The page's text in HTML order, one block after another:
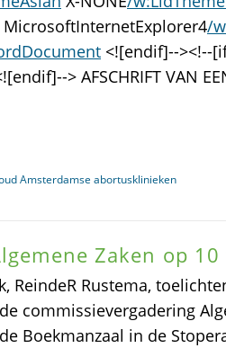
MicrosoftInternetExplorer4/
<![endif]--><!--
> AFSCHRIFT VAN
Amsterdamse abortusklinieken
Zaken op
ReindeR Rustema,
commissievergadering
Boekmanzaal in de